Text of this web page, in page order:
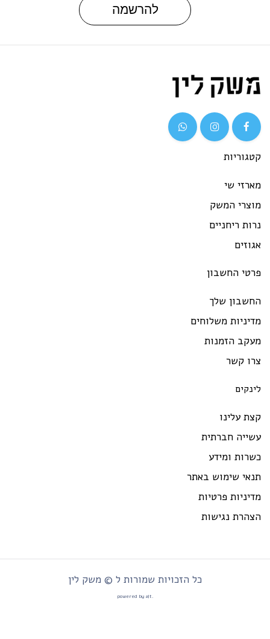
להרשמה
שי
המשק
ריחניים
החשבון
שלך
משלוחים
הזמנות
קשר
עלינו
חברתית
ומידע
שימוש באתר
פרטיות
נגישות
כל הזכויות שמורות ל © משק לין